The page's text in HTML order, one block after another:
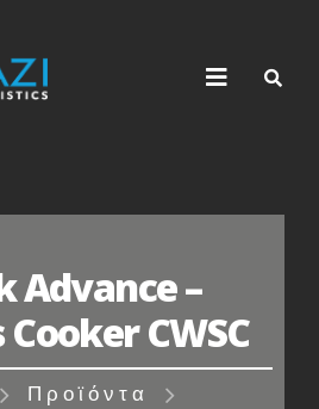
Advance –
CWSC
Προϊόντα